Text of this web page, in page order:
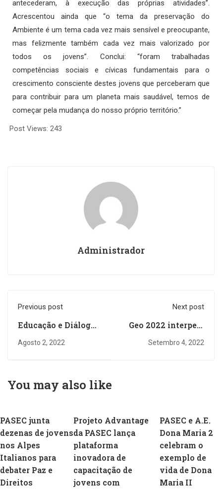
antecederam, à execução das próprias atividades”.
Acrescentou ainda que “o tema da preservação do
Ambiente é um tema cada vez mais sensível e preocupante,
mas felizmente também cada vez mais valorizado por
todos os jovens”. Conclui: “foram trabalhadas
competências sociais e cívicas fundamentais para o
crescimento consciente destes jovens que perceberam que
para contribuir para um planeta mais saudável, temos de
começar pela mudança do nosso próprio território.”
Post Views: 243
Administrador
Previous post
Educação e Diálogo
Intercultural são os
temas de mais dois
PASEC
Agosto 2, 2022
Next post
Geo 2022 interpela
jovens a descobrir
Setembro 4, 2022
You may also like
PASEC junta
dezenas de jovens
nos Alpes
Italianos para
debater Paz e
Direitos
Projeto Advantage
da PASEC lança
plataforma
inovadora de
capacitação de
jovens com
PASEC e A.E.
Dona Maria 2
celebram o
exemplo de
vida de Dona
Maria II